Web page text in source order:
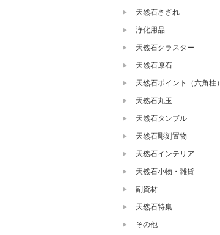
天然石さざれ
浄化用品
天然石クラスター
天然石原石
天然石ポイント（六角柱）
天然石丸玉
天然石タンブル
天然石彫刻置物
天然石インテリア
天然石小物・雑貨
副資材
天然石特集
その他